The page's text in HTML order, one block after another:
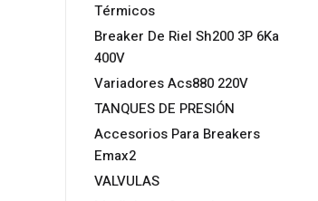
Térmicos
Breaker De Riel Sh200 3P 6Ka
400V
Variadores Acs880 220V
TANQUES DE PRESIÓN
Accesorios Para Breakers
Emax2
VALVULAS